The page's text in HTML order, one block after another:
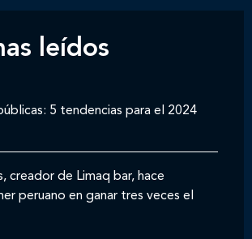
Contáctanos
leídos
5 tendencias para el 2024
creador de Limaq bar, hace
peruano en ganar tres veces el